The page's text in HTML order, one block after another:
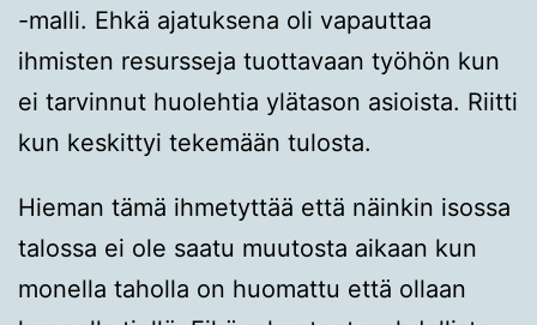
-malli. Ehkä ajatuksena oli vapauttaa
ihmisten resursseja tuottavaan työhön kun
ei tarvinnut huolehtia ylätason asioista. Riitti
kun keskittyi tekemään tulosta.
Hieman tämä ihmetyttää että näinkin isossa
talossa ei ole saatu muutosta aikaan kun
monella taholla on huomattu että ollaan